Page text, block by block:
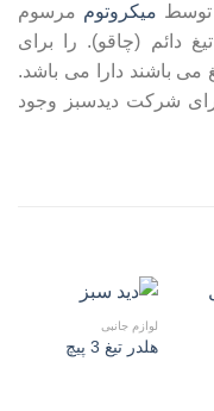
توسط میکروتوم مرسوم
دائم (چاقو). را برای
می باشند دارا می باشد.
شرکت دیدسبز وجود
لوازم جانبی
هلدر تیغ 3 پیچ